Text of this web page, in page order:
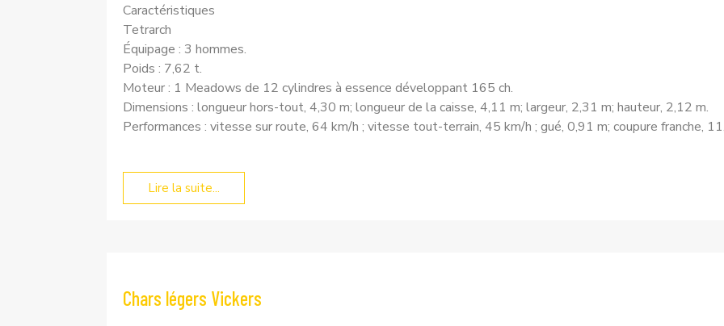
Caractéristiques
Tetrarch
Équipage : 3 hommes.
Poids : 7,62 t.
Moteur : 1 Meadows de 12 cylindres à essence développant 165 ch.
Dimensions : longueur hors-tout, 4,30 m; longueur de la caisse, 4,11 m; largeur, 2,31 m; hauteur, 2,12 m.
Performances : vitesse sur route, 64 km/h ; vitesse tout-terrain, 45 km/h ; gué, 0,91 m; coupure franche,
Lire la suite...
Chars légers Vickers